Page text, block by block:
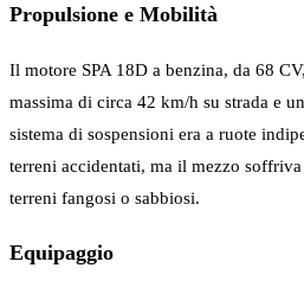
Propulsione e Mobilità
Il motore SPA 18D a benzina, da 68
massima di circa 42 km/h su strada e
sistema di sospensioni era a ruote
terreni accidentati, ma il mezzo
terreni fangosi o sabbiosi.
Equipaggio